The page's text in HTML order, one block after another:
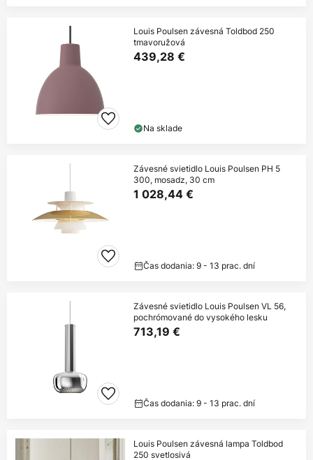
Louis Poulsen závesná Toldbod 250
tmavoružová
439,28 €
Na sklade
Závesné svietidlo Louis Poulsen PH 5
300, mosadz, 30 cm
1 028,44 €
Čas dodania: 9 - 13 prac. dní
Závesné svietidlo Louis Poulsen VL 56,
pochrómované do vysokého lesku
713,19 €
Čas dodania: 9 - 13 prac. dní
Louis Poulsen závesná lampa Toldbod
250 svetlosivá